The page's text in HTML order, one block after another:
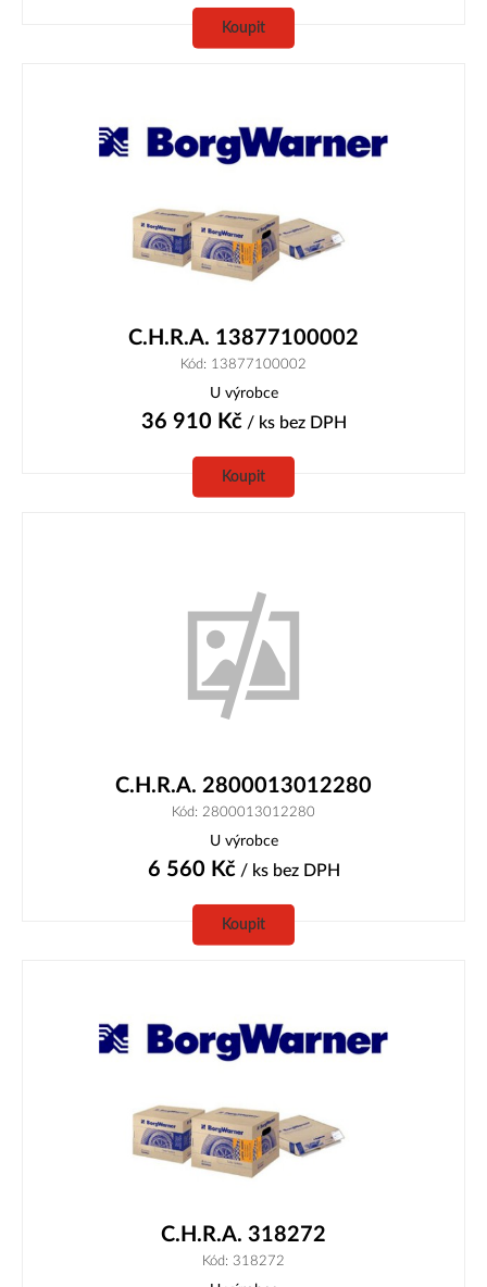
Koupit
C.H.R.A. 13877100002
Kód: 13877100002
U výrobce
36 910 Kč/ ks bez DPH
Koupit
C.H.R.A. 2800013012280
Kód: 2800013012280
U výrobce
6 560 Kč/ ks bez DPH
Koupit
C.H.R.A. 318272
Kód: 318272